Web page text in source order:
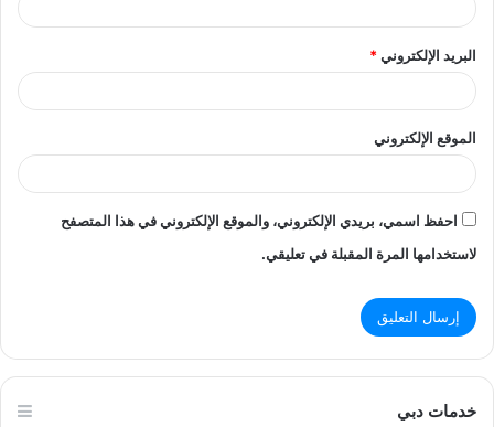
البريد الإلكتروني*
الموقع الإلكتروني
احفظ اسمي، بريدي الإلكتروني، والموقع الإلكتروني في هذا المتصفح
لاستخدامها المرة المقبلة في تعليقي.
خدمات دبي